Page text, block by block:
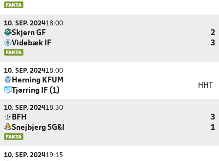
10. SEP. 202418:00
Skjern GF
2
Videbæk IF
3
10. SEP. 202418:00
Herning KFUM
Tjørring IF (1)
HHT
10. SEP. 202418:30
BFH
3
Snejbjerg SG&I
1
10. SEP. 202419:15